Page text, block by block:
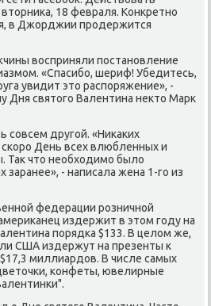
18 февраля. Конкретно
в Джорджии продержится
восприняли постановление
«Спасибо, шериф! Убедитесь,
увидит это распоряжение», -
Дня святого Валентина некто Марк
совсем другой. «Никаких
скоро День всех влюбленных и
Так что необходимо было
заранее», - написала жена 1-го из
федерации розничной
издержит в этом году на
порядка $133. В целом же,
США издержут на презенты к
миллиардов. В числе самых
конфеты, ювелирные